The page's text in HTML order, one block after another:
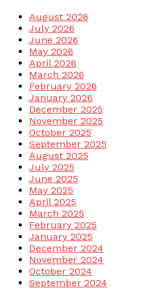
August 2026
July 2026
June 2026
May 2026
April 2026
March 2026
February 2026
January 2026
December 2025
November 2025
October 2025
September 2025
August 2025
July 2025
June 2025
May 2025
April 2025
March 2025
February 2025
January 2025
December 2024
November 2024
October 2024
September 2024